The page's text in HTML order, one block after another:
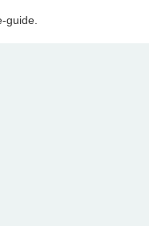
guide.